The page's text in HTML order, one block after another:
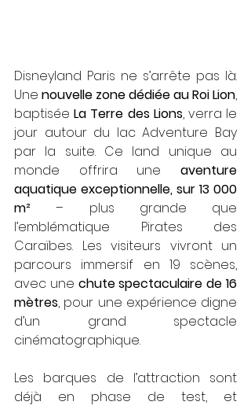
Disneyland Paris ne s’arrête pas là.
Une nouvelle zone dédiée au Roi Lion,
baptisée La Terre des Lions, verra le
jour autour du lac Adventure Bay
par la suite. Ce land unique au
monde offrira une aventure
aquatique exceptionnelle, sur 13 000
m² – plus grande que
l’emblématique Pirates des
Caraïbes. Les visiteurs vivront un
parcours immersif en 19 scènes,
avec une chute spectaculaire de 16
mètres, pour une expérience digne
d’un grand spectacle
cinématographique.
Les barques de l’attraction sont
déjà en phase de test, et